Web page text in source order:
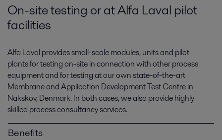
On-site testing or at Alfa Laval pilot
facilities
Alfa Laval provides small-scale modules, units and pilot
plants for testing on-site in connection with other process
equipment and for testing at our own state-of-the-art
Membrane and Application Development Test Centre in
Nakskov, Denmark. In both cases, we also provide highly
skilled process consultancy services.
Benefits